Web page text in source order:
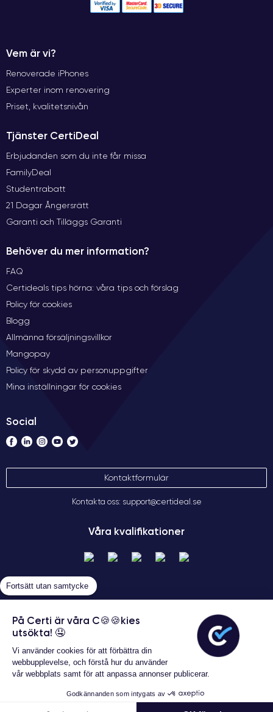
Garanterat 24 månader
3 091 kr Lägg i varukorgen
Vem är vi?
Renoverade iPhones
Experter inom renovering
Priset, kvalitetsnivån
Tjänster CertiDeal
Erbjudanden som du inte får missa
FamilyDeal
Studentrabatt
21 Dagar Ångersrätt
Garanti och Tilläggs Garanti
Behöver du mer information?
FAQ
Certideals tips hörna: våra tips och förslag
Policy för cookies
Blogg
Allmänna försäljningsvillkor
Mangopay
Policy för skydd av personuppgifter
Mina inställningar för cookies
Social
Kontaktformulär
Kontakta oss: support@certideal.se
Våra kvalifikationer
Allmänna försäljningsvillkor
Certideal © 2026 Alla rättigheter
Fortsätt utan samtycke
På Certi är våra C🍪🍪kies
utsökta! 🤤
Vi använder cookies för att förbättra din
webbupplevelse, och förstå hur du använder
vår webbplats samt för att anpassa annonser publicerar.
Godkännanden som intygats av